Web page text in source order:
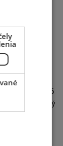
a pravou
vašich
v oblasti
Roku 1986
roku 1990 celý
na
Rad
letné,